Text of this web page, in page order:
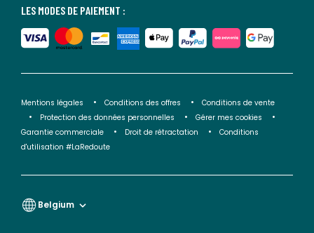
LES MODES DE PAIEMENT :
Mentions légales Conditions des offres
Conditions de vente
Protection des données personnelles
Gérer mes cookies
Garantie commerciale
Droit de rétractation
Conditions
d'utilisation #LaRedoute
Belgium